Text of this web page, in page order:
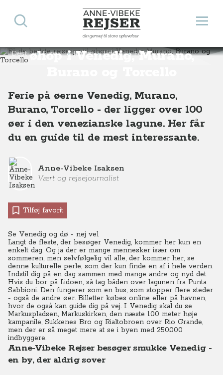
Anne-Vibeke Rejser
din genvej til store oplevelser
Åbn
Søg
Få de bedste rejsetips til
øhop i Venedig, Murano,
Destinationer Europa Italien Lidoen og Venedig Få de bedste rejsetips til øhop i Venedig, Murano, Burano og Torcello
Ferie på øerne Venedig, Murano,
Burano, Torcello - der ligger over 100
øer i den venezianske lagune. Her får
du en guide til de mest interessante.
Anne-Vibeke Isaksen
Vært og rejsejournalist
Tilføj favorit
Se Venedig og dø - nej vel
Langt de fleste, der besøger Venedig, kommer her kun en
enkelt dag. Og ja der er mange mennesker især om
sommeren, men selvfølgelig vil alle, der kommer her, se
denne kulturelle perle, som der kun finde en af i hele verden.
Indstil dig på en dag sammen med mange andre og nyd det.
Hvis du bor på Lidoen, så tag båden over lagunen fra Punta
Sabbioni. Den fungerer som en bus, som stopper flere steder
- også de andre øer. Billetter købes online eller på havnen,
hvor de også kan guide dig på vej. I Venedig skal du se
Markuspladsen, Markuskirken, den næste 100 meter høje
kampanile, Sukkenes Bro og Rialtobroen over Rio Grande,
men der er så meget mere at se i byen med 250.000
indbyggere.
Anne-Vibeke Rejser besøger smukke Venedig -
en by, der aldrig sover